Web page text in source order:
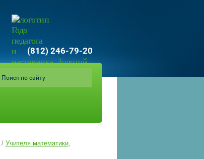
(812) 246-79-20
/ Учителя математики,